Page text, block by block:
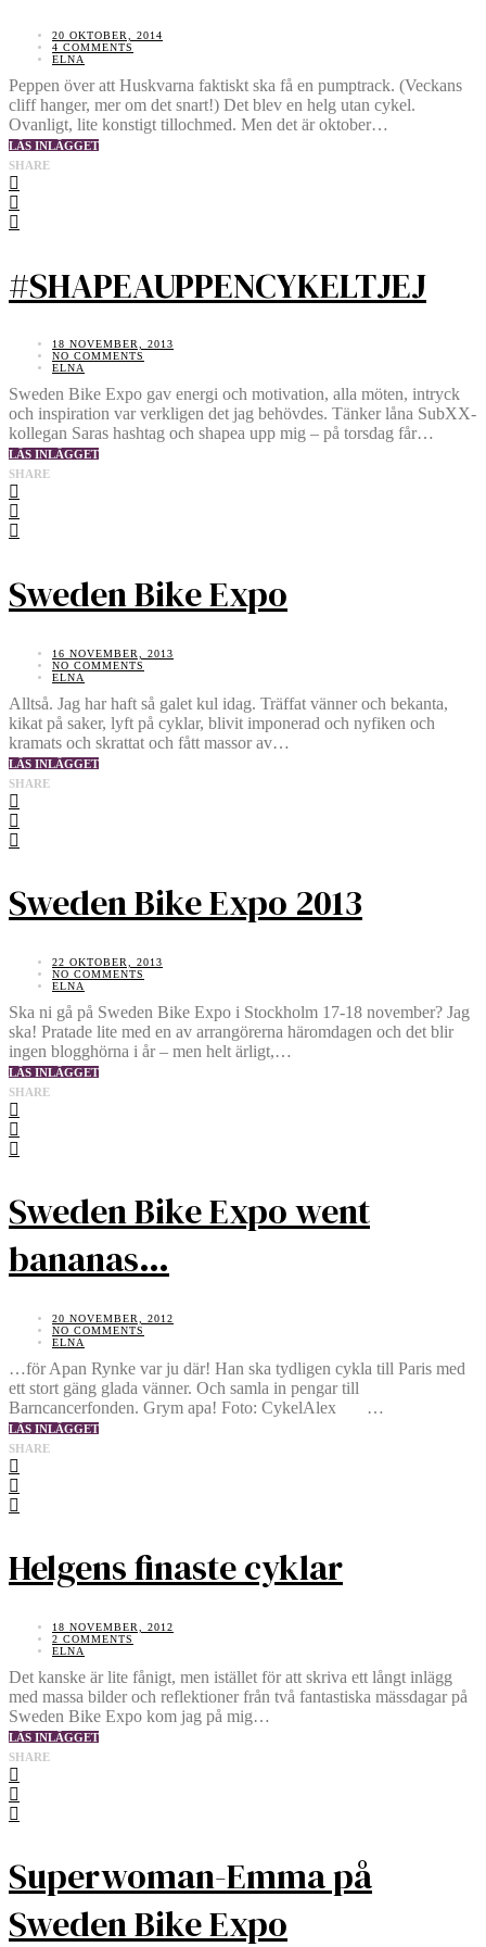
20 OKTOBER, 2014
4 COMMENTS
ELNA
Peppen över att Huskvarna faktiskt ska få en pumptrack. (Veckans
cliff hanger, mer om det snart!) Det blev en helg utan cykel.
Ovanligt, lite konstigt tillochmed. Men det är oktober…
LÄS INLÄGGET
SHARE
#SHAPEAUPPENCYKELTJEJ
18 NOVEMBER, 2013
NO COMMENTS
ELNA
Sweden Bike Expo gav energi och motivation, alla möten, intryck
och inspiration var verkligen det jag behövdes. Tänker låna SubXX-
kollegan Saras hashtag och shapea upp mig – på torsdag får…
LÄS INLÄGGET
SHARE
Sweden Bike Expo
16 NOVEMBER, 2013
NO COMMENTS
ELNA
Alltså. Jag har haft så galet kul idag. Träffat vänner och bekanta,
kikat på saker, lyft på cyklar, blivit imponerad och nyfiken och
kramats och skrattat och fått massor av…
LÄS INLÄGGET
SHARE
Sweden Bike Expo 2013
22 OKTOBER, 2013
NO COMMENTS
ELNA
Ska ni gå på Sweden Bike Expo i Stockholm 17-18 november? Jag
ska! Pratade lite med en av arrangörerna häromdagen och det blir
ingen blogghörna i år – men helt ärligt,…
LÄS INLÄGGET
SHARE
Sweden Bike Expo went
bananas…
20 NOVEMBER, 2012
NO COMMENTS
ELNA
…för Apan Rynke var ju där! Han ska tydligen cykla till Paris med
ett stort gäng glada vänner. Och samla in pengar till
Barncancerfonden. Grym apa! Foto: CykelAlex …
LÄS INLÄGGET
SHARE
Helgens finaste cyklar
18 NOVEMBER, 2012
2 COMMENTS
ELNA
Det kanske är lite fånigt, men istället för att skriva ett långt inlägg
med massa bilder och reflektioner från två fantastiska mässdagar på
Sweden Bike Expo kom jag på mig…
LÄS INLÄGGET
SHARE
Superwoman-Emma på
Sweden Bike Expo